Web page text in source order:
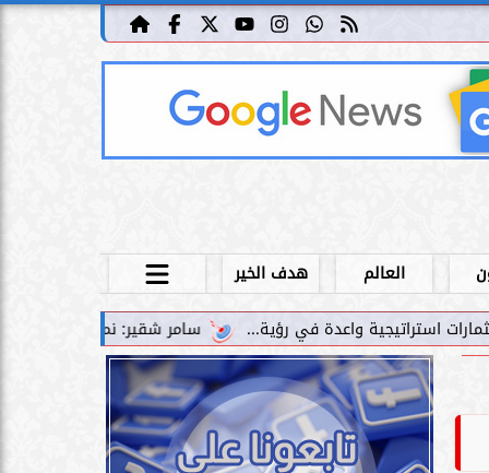
العالم
هدف الخير
سامر شقير: نمو صناديق الاستثمار الخاصة دليل حي على